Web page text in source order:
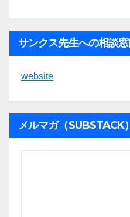
サンクス先生への相談窓
website
メルマガ（SUBSTACK）